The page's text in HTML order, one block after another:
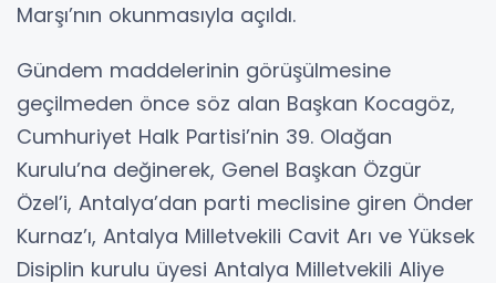
Marşı’nın okunmasıyla açıldı.
Gündem maddelerinin görüşülmesine
geçilmeden önce söz alan Başkan Kocagöz,
Cumhuriyet Halk Partisi’nin 39. Olağan
Kurulu’na değinerek, Genel Başkan Özgür
Özel’i, Antalya’dan parti meclisine giren Önder
Kurnaz’ı, Antalya Milletvekili Cavit Arı ve Yüksek
Disiplin kurulu üyesi Antalya Milletvekili Aliye